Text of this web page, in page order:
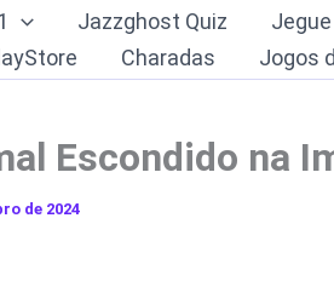
Jazzghost Quiz
Charadas Jogos
Escondido na
de 2024